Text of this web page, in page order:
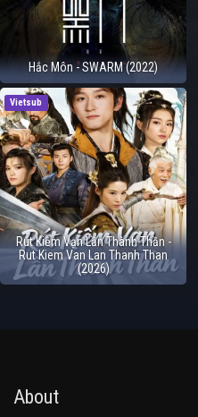
Hắc Môn - SWARM (2022)
Vietsub
Rút Kiếm Vạn Lần Thành Thần -
Rut Kiem Van Lan Thanh Than
(2026)
About